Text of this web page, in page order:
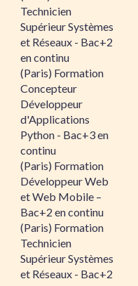
Technicien
Supérieur Systèmes
et Réseaux - Bac+2
en continu
(Paris) Formation
Concepteur
Développeur
d'Applications
Python - Bac+3 en
continu
(Paris) Formation
Développeur Web
et Web Mobile –
Bac+2 en continu
(Paris) Formation
Technicien
Supérieur Systèmes
et Réseaux - Bac+2